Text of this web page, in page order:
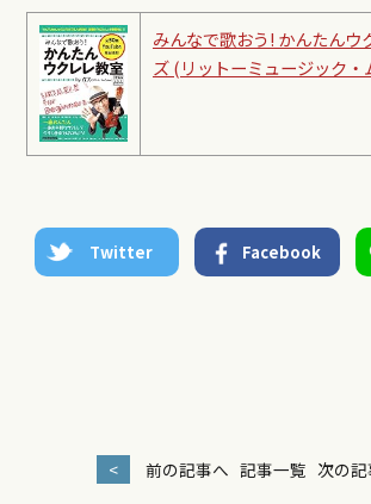
みんなで歌おう! かんたんウ
ズ (リットーミュージック・
Twitter Facebook
< 前の記事へ 記事一覧 次の